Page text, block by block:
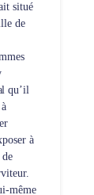
situé
de
qu’il
à
même